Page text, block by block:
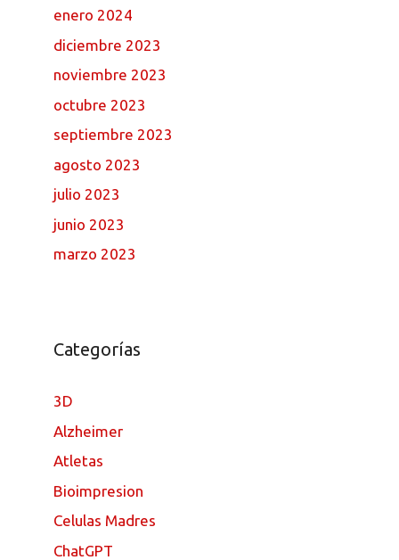
enero 2024
diciembre 2023
noviembre 2023
octubre 2023
septiembre 2023
agosto 2023
julio 2023
junio 2023
marzo 2023
Categorías
3D
Alzheimer
Atletas
Bioimpresion
Celulas Madres
ChatGPT